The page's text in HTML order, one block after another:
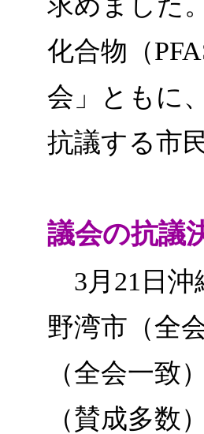
化合物（
会」ともに
抗議する市
議会の抗議
3月21日沖
野湾市（全
（全会一致
（賛成多数